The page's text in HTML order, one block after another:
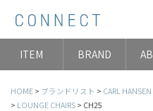
ITEM BRAND
HOME ブランドリスト
CARL
LOUNGE CHAIRS
CH25